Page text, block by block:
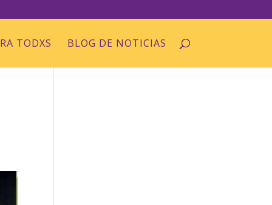
TODXS BLOG DE NOTICIAS